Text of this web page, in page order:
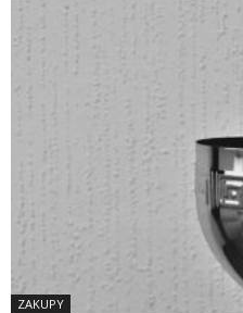
ZAKUPY